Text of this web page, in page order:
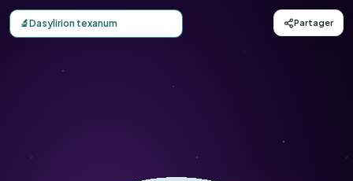
Carte d'observation du Dasylirion texanum (Dasylirion
🔬Dasylirion texanum Partager